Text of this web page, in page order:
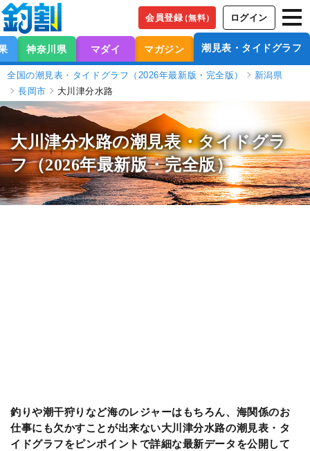
会員登録（無料） ログイン
神奈川県 マダイ マガジン 潮見表・タイドグラフ
全国の潮見表・タイドグラフ（2026年最新版・完全版）
新潟県
長岡市
大川津分水路
大川津分水路の潮見表・タイドグラ
フ（2026年最新版・完全版）
釣りや潮干狩りなど海のレジャーはもちろん、海関係のお
仕事にも欠かすことが出来ない大川津分水路の潮見表・タ
イドグラフをピンポイントで詳細な最新データを公開して